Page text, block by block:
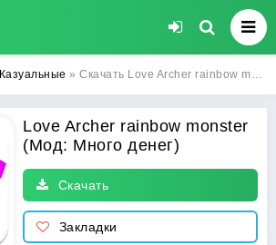
Казуальные » Скачать Love Archer rainbow monster Взлом (Много денег) на Андроид бесплатно
Love Archer rainbow monster
(Мод: Много денег)
Скачать
Закладки